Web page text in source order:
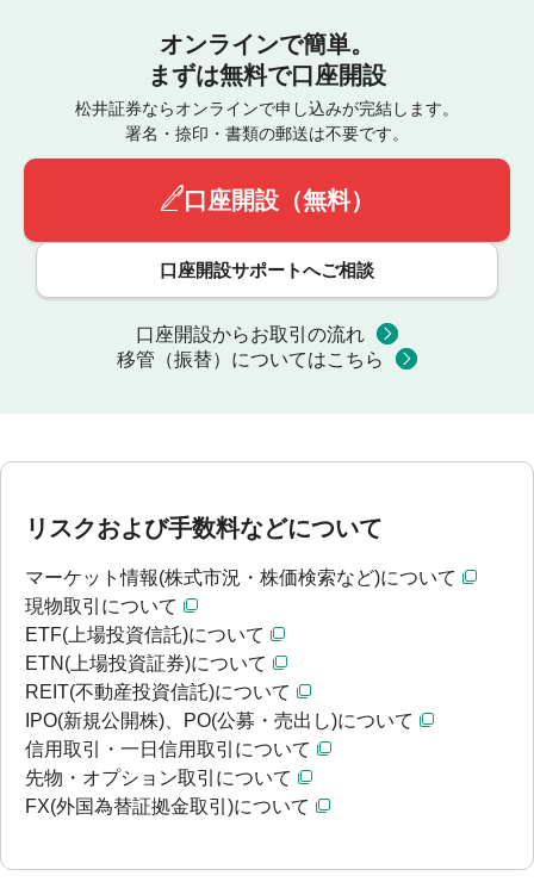
オンラインで簡単。
まずは無料で口座開設
松井証券ならオンラインで申し込みが完結します。
署名・捺印・書類の郵送は不要です。
口座開設（無料）
口座開設サポートへご相談
口座開設からお取引の流れ
移管（振替）についてはこちら
リスクおよび手数料などについて
マーケット情報(株式市況・株価検索など)について
現物取引について
ETF(上場投資信託)について
ETN(上場投資証券)について
REIT(不動産投資信託)について
IPO(新規公開株)、PO(公募・売出し)について
信用取引・一日信用取引について
先物・オプション取引について
FX(外国為替証拠金取引)について